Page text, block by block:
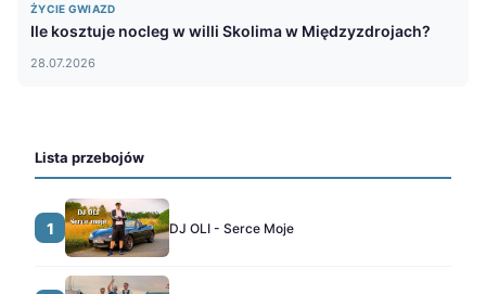
ŻYCIE GWIAZD
Ile kosztuje nocleg w willi Skolima w Międzyzdrojach?
28.07.2026
Lista przebojów
1 DJ OLI - Serce Moje